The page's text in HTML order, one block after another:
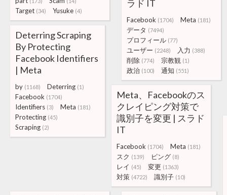
Target (34) Yusuke (4)
ラド IT
Facebook (1704) Meta (181)
データ (7494)
プロフィール (77)
ユーザー (2248) 入力 (388)
削除 (774) 宗教観 (1)
政治 (100) 通知 (551)
Deterring Scraping
By Protecting
Facebook Identifiers
| Meta
by (1168) Deterring (1)
Facebook (1704)
Identifiers (3) Meta (181)
Protecting (45)
Scraping (2)
Meta、Facebookのス
クレイピング対策で
識別子を変更 | スラド
IT
Facebook (1704) Meta (181)
スク (139) ピング (8)
レイ (45) 変更 (1363)
対策 (4722) 識別子 (10)